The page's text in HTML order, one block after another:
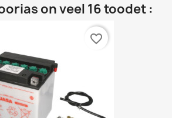
on veel 16 toodet :
favorite_border